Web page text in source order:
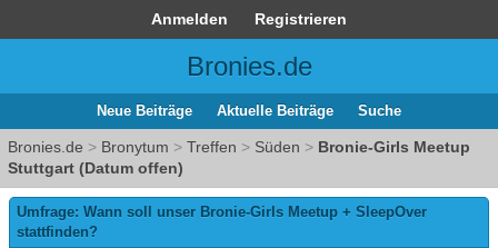
Anmelden Registrieren
Bronies.de
Neue Beiträge Aktuelle Beiträge Suche
Bronies.de > Bronytum > Treffen > Süden > Bronie-Girls Meetup
Stuttgart (Datum offen)
Umfrage: Wann soll unser Bronie-Girls Meetup + SleepOver
stattfinden?